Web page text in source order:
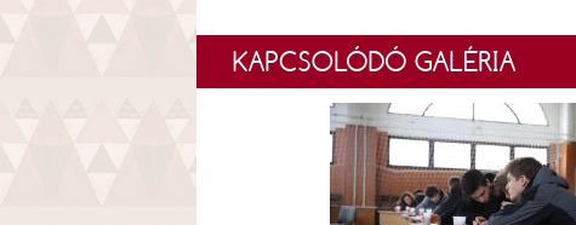
KAPCSOLÓDÓ GALÉRIA